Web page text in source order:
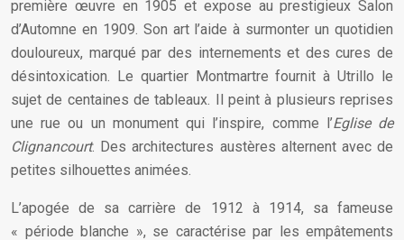
première œuvre en 1905 et expose au prestigieux Salon
d’Automne en 1909. Son art l’aide à surmonter un quotidien
douloureux, marqué par des internements et des cures de
désintoxication. Le quartier Montmartre fournit à Utrillo le
sujet de centaines de tableaux. Il peint à plusieurs reprises
une rue ou un monument qui l’inspire, comme l’Eglise de
Clignancourt. Des architectures austères alternent avec de
petites silhouettes animées.
L’apogée de sa carrière de 1912 à 1914, sa fameuse
« période blanche », se caractérise par les empâtements